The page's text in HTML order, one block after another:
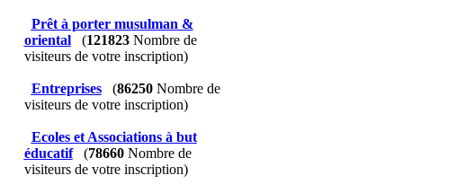
Prêt à porter musulman &
oriental
(121823Nombre de
visiteurs de votre inscription)
Entreprises (86250Nombre de
visiteurs de votre inscription)
Ecoles et Associations à but
éducatif
(78660Nombre de
visiteurs de votre inscription)